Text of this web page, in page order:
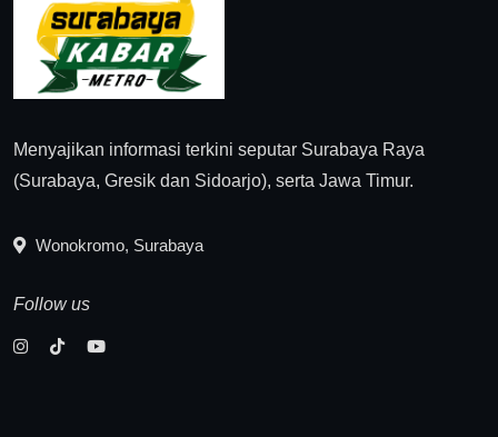
Menyajikan informasi terkini seputar Surabaya Raya
(Surabaya, Gresik dan Sidoarjo), serta Jawa Timur.
Wonokromo, Surabaya
Follow us